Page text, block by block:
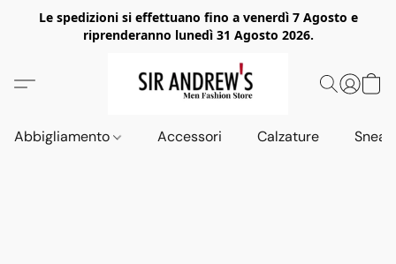
Le spedizioni si effettuano fino a venerdì 7 Agosto e
riprenderanno lunedì 31 Agosto 2026.
Abbigliamento Accessori Calzature